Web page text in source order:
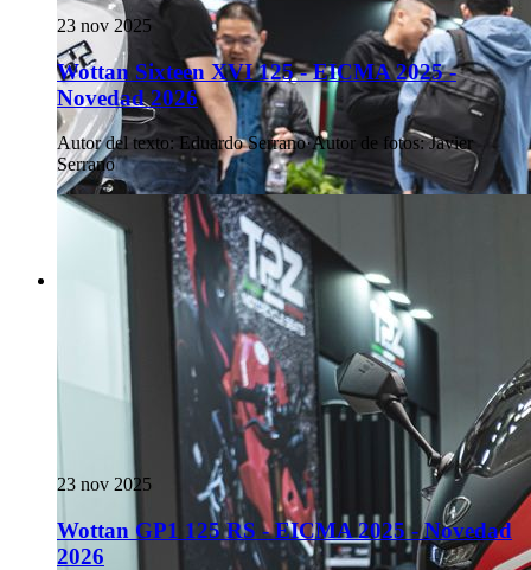
23 nov 2025
Wottan Sixteen XVI 125 - EICMA 2025 -
Novedad 2026
Autor del texto: Eduardo Serrano·Autor de fotos: Javier
Serrano
23 nov 2025
Wottan GP1 125 RS - EICMA 2025 - Novedad
2026